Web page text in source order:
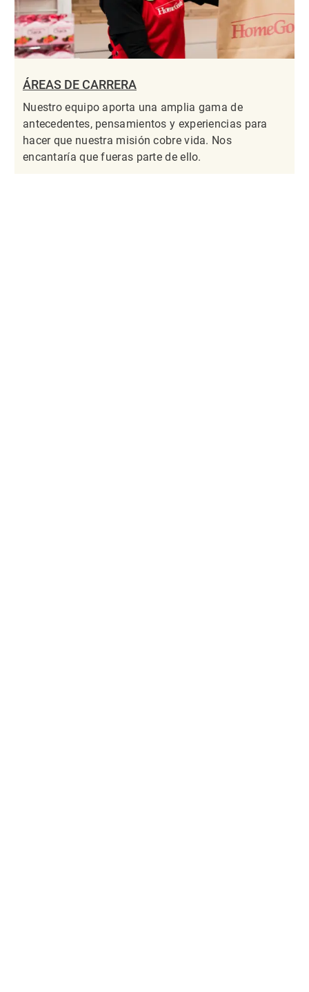
ÁREAS DE CARRERA
Nuestro equipo aporta una amplia gama de
antecedentes, pensamientos y experiencias para
hacer que nuestra misión cobre vida. Nos
encantaría que fueras parte de ello.